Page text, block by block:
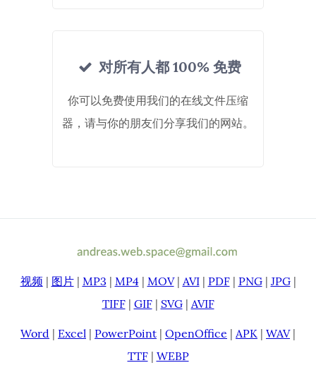
对所有人都 100% 免费
你可以免费使用我们的在线文件压缩
器，请与你的朋友们分享我们的网站。
视频 | 图片| MP3 | MP4| MOV| AVI| PDF| PNG| JPG|
TIFF| GIF| SVG| AVIF
Word | Excel | PowerPoint | OpenOffice | APK | WAV|
TTF| WEBP